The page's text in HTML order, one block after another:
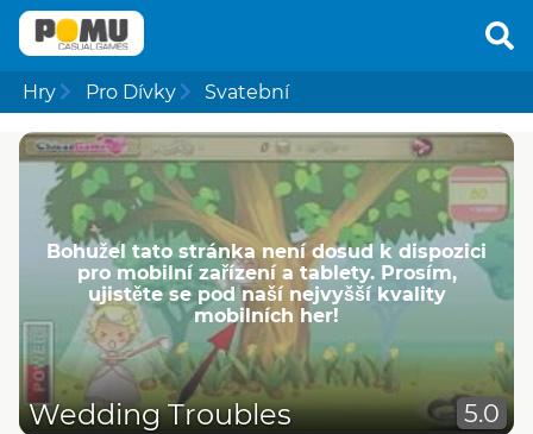
Hry Pro Dívky Svatební
Bohužel tato stránka není dosud k dispozici
pro mobilní zařízení a tablety. Prosím,
ujistěte se pod naší nejvyšší kvality
mobilních her!
Wedding Troubles 5.0